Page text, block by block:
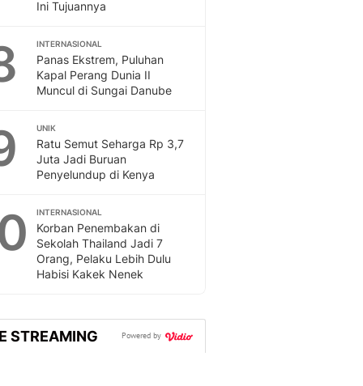
Ini Tujuannya
INTERNASIONAL
Panas Ekstrem, Puluhan
Kapal Perang Dunia II
Muncul di Sungai Danube
UNIK
Ratu Semut Seharga Rp 3,7
Juta Jadi Buruan
Penyelundup di Kenya
INTERNASIONAL
Korban Penembakan di
Sekolah Thailand Jadi 7
Orang, Pelaku Lebih Dulu
Habisi Kakek Nenek
STREAMING Powered by